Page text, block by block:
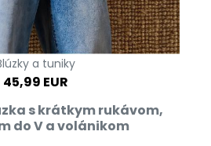
a tuniky
45,99 EUR
s krátkym rukávom,
do V a volánikom